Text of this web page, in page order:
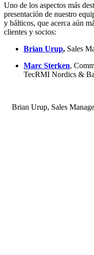
Uno de los aspectos más
presentación de nuestro
y bálticos, que acerca aún
clientes y socios:
Brian Urup, Sales
Marc Sterken,
TecRMI Nordics &
Brian Urup, Sales